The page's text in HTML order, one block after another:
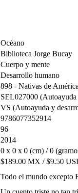
Océano
Biblioteca Jorge Bucay
Cuerpo y mente
Desarrollo humano
898 - Nativas de
SEL027000
VS (Autoayuda y
9786077352914
96
2014
0 x 0 x 0 (cm) / 0
$189.00 MX / $9.50
Todo el mundo excepto